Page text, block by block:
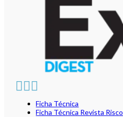
Ficha Técnica
Ficha Técnica Revista Risco